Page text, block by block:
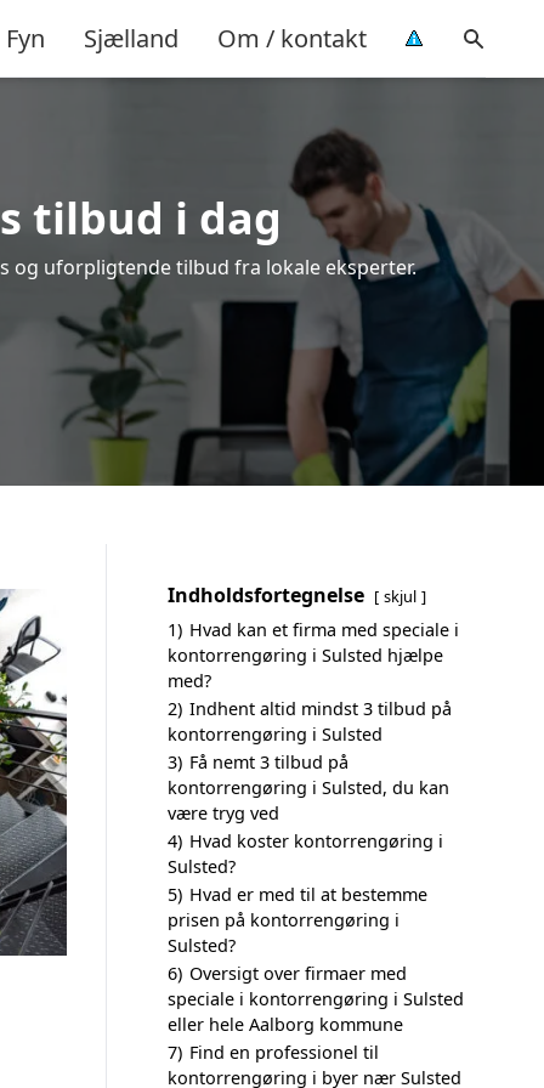
Fyn Sjælland Om / kontakt
tilbud i dag
uforpligtende tilbud fra lokale eksperter.
Indholdsfortegnelse skjul
1) Hvad kan et firma med speciale i
kontorrengøring i Sulsted hjælpe
med?
2) Indhent altid mindst 3 tilbud på
kontorrengøring i Sulsted
3) Få nemt 3 tilbud på
kontorrengøring i Sulsted, du kan
være tryg ved
4) Hvad koster kontorrengøring i
Sulsted?
5) Hvad er med til at bestemme
prisen på kontorrengøring i
Sulsted?
6) Oversigt over firmaer med
speciale i kontorrengøring i Sulsted
eller hele Aalborg kommune
7) Find en professionel til
kontorrengøring i byer nær Sulsted